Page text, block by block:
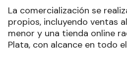
La comercialización se
propios, incluyendo ventas
menor y una tienda online
Plata, con alcance en todo